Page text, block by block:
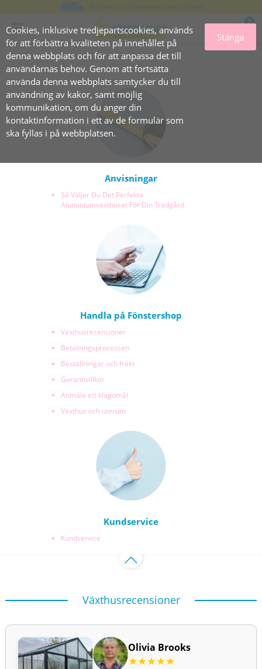
Cookies, inklusive tredjepartscookies, används
för att förbättra kvaliteten på innehållet på
denna webbplats och för att anpassa det till
användarnas behov. Genom att fortsätta
använda denna webbplats samtycker du till
användning av kakor, samt möjlig
kommunikation, om du anger din
kontaktinformation i ett av de formulär som
ska fyllas i på webbplatsen.
Stänga
Bra fast pris för leverans i hela Sverige
0
Anvisningar
Så Väljer Du Det Perfekta
Aluminiumväxthuset För Din Trädgård
Handla på Fönstershop
Växthusrecensioner
Betalningsprocessen
Beställningar och frakt
Garantivillkor
Anmäla ett klagomål
Växthus och uterum
Kundservice
Kundservice
Växthusrecensioner
Olivia Brooks
★★★★★